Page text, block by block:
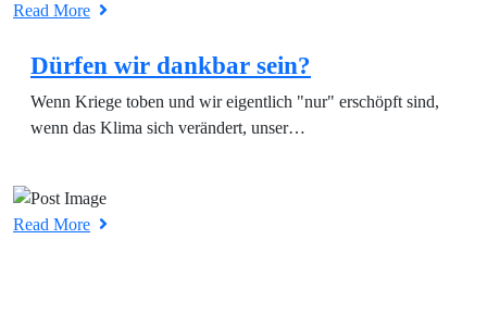
Read More
Dürfen wir dankbar sein?
Wenn Kriege toben und wir eigentlich "nur" erschöpft sind,
wenn das Klima sich verändert, unser…
Read More